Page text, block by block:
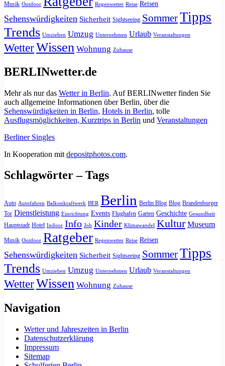
Musik Outdoor Regenwetter Reise Reisen
Sehenswürdigkeiten Sicherheit Sightseeing SommerTipps
Trends Umziehen Umzug Unternehmen Urlaub Veranstaltungen
WetterWissen Wohnung Zuhause
BERLINwetter.de
Mehr als nur das Wetter in Berlin. Auf BERLINwetter finden Sie
auch allgemeine Informationen über Berlin, über die
Sehenswürdigkeiten in Berlin, Hotels in Berlin, tolle
Ausflugsmöglichkeiten, Kurztrips in Berlin und Veranstaltungen
Berliner Singles
In Kooperation mit depositphotos.com.
Schlagwörter – Tags
Auto Autofahren Balkonkraftwerk BER Berlin Berlin Blog Blog Brandenburger
Tor Dienstleistung Einrichtung Events Flughafen Garten Geschichte Gesundheit
Hauptstadt Hotel Indoor Info Job Kinder Klimawandel Kultur Museum
Musik Outdoor Ratgeber Regenwetter Reise Reisen
Sehenswürdigkeiten Sicherheit Sightseeing SommerTipps
Trends Umziehen Umzug Unternehmen Urlaub Veranstaltungen
WetterWissen Wohnung Zuhause
Navigation
Wetter und Jahreszeiten in Berlin
Datenschutzerklärung
Impressum
Sitemap